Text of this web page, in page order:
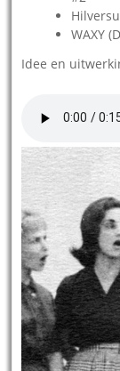
WAXY
Idee en